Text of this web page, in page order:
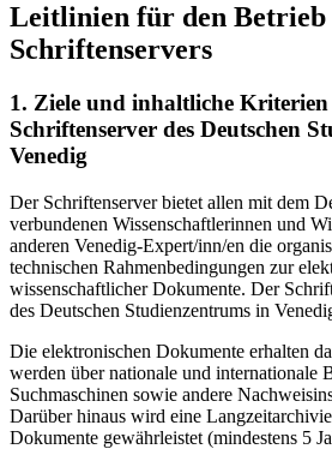
Leitlinien für den Betrieb
Schriftenservers
1. Ziele und inhaltliche
Schriftenserver des Deutschen
Venedig
Der Schriftenserver bietet allen mit dem
verbundenen Wissenschaftlerinnen und
anderen Venedig-Expert/inn/en die
technischen Rahmenbedingungen zur
wissenschaftlicher Dokumente. Der
des Deutschen Studienzentrums in
Die elektronischen Dokumente erhalten
werden über nationale und internationale
Suchmaschinen sowie andere
Darüber hinaus wird eine
Dokumente gewährleistet (mindestens 5